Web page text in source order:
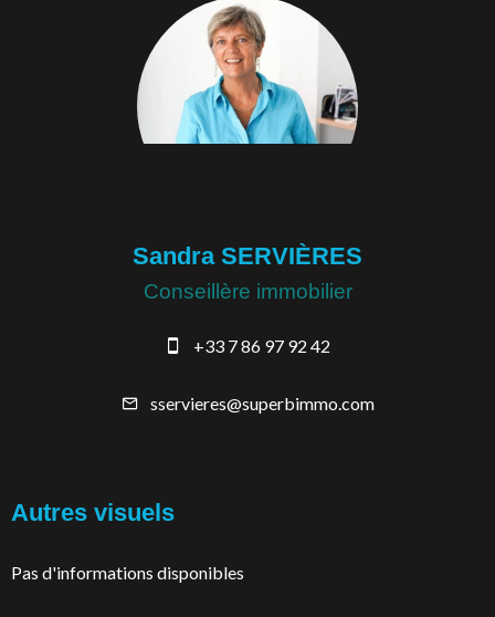
Sandra SERVIÈRES
Conseillère immobilier
+33 7 86 97 92 42
sservieres@superbimmo.com
Autres visuels
Pas d'informations disponibles